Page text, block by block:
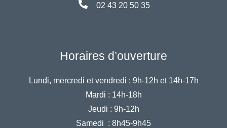
02 43 20 50 35
Horaires d’ouverture
Lundi, mercredi et vendredi : 9h-12h et 14h-17h
Mardi : 14h-18h
Jeudi : 9h-12h
Samedi : 8h45-9h45